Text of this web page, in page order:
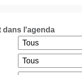
dans l'agenda